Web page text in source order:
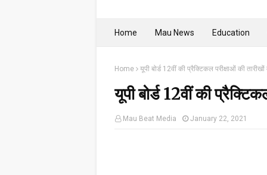
Home Mau News Education
Home यूपी बोर्ड 12वीं की प्रैक्टिकल परीक्षाओं की
यूपी बोर्ड 12वीं की
Mau Beat Media January 22, 2021